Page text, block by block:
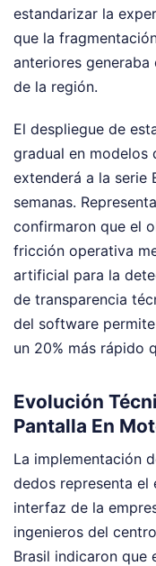
estandarizar la
que la
anteriores
de la región.
El despliegue de
gradual en modelos
extenderá a la serie
semanas.
confirmaron que el
fricción operativa
artificial para la
de transparencia
del software
un 20% más rápido
Evolución
Pantalla En
La implementación
dedos representa el
interfaz de la
ingenieros del
Brasil indicaron que